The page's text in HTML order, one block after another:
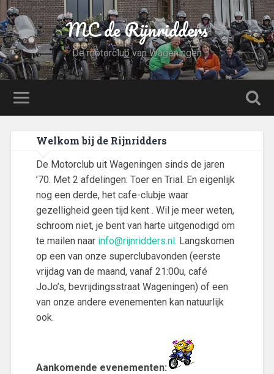
MC de Rijnridders
De motorclub van Wageningen
Welkom bij de Rijnridders
De Motorclub uit Wageningen sinds de jaren
’70. Met 2 afdelingen: Toer en Trial. En eigenlijk
nog een derde, het cafe-clubje waar
gezelligheid geen tijd kent . Wil je meer weten,
schroom niet, je bent van harte uitgenodigd om
te mailen naar info@rijnridders.nl. Langskomen
op een van onze superclubavonden (eerste
vrijdag van de maand, vanaf 21:00u, café
JoJo’s, bevrijdingsstraat Wageningen) of een
van onze andere evenementen kan natuurlijk
ook.
Aankomende evenementen: